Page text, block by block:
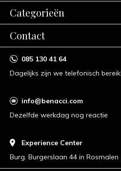
Categorieën
Contact
085 130 41 64
Dagelijks zijn we telefonisch
info@benacci.com
Dezelfde werkdag nog reactie
Experience Center
Burg. Burgerslaan 44 in Rosmalen